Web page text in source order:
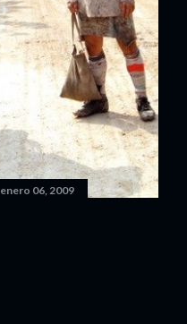
enero 06, 2009